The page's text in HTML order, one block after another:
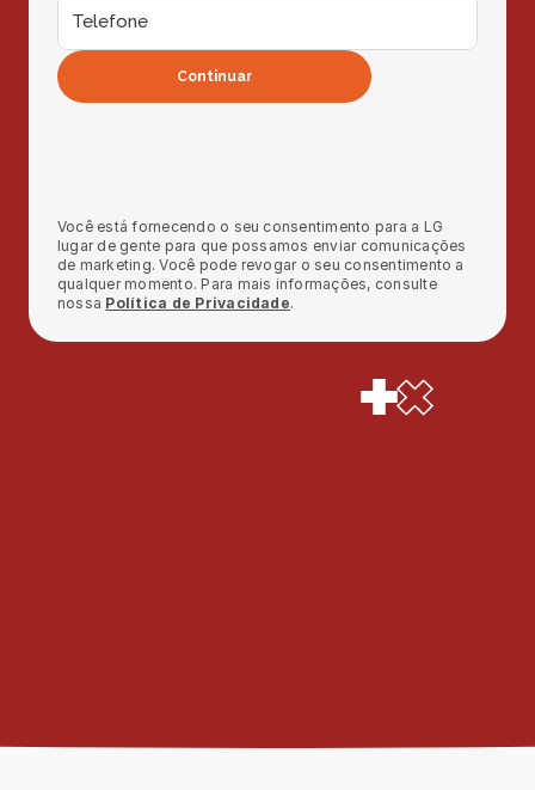
Continuar
Você está fornecendo o seu consentimento para a LG
lugar de gente para que possamos enviar comunicações
de marketing. Você pode revogar o seu consentimento a
qualquer momento. Para mais informações, consulte
nossa Política de Privacidade.